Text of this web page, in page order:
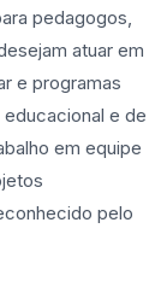
pedagogos,
atuar em
e programas
e de
em equipe
pelo